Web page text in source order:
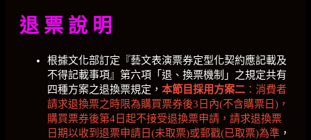
退 票 說 明
根據文化部訂定『藝文表演票券定型化契約應記載及
不得記載事項』第六項「退、換票機制」之規定共有
四種方案之退換票規定， 本節目採用方案二 ：消費者
請求退換票之時限為購買票券後3日內(不含購票日)，
購買票券後第4日起不接受退換票申請，請求退換票
日期以收到退票申請日(未取票)或郵戳(已取票)為準 ，